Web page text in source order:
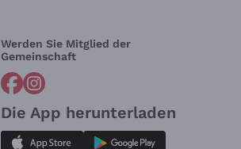
Werden Sie Mitglied der
Gemeinschaft
Die App herunterladen